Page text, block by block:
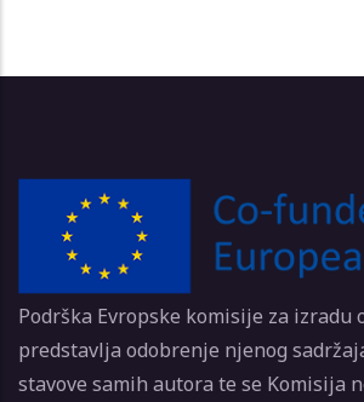
Podrška Evropske komisije za izradu
predstavlja odobrenje njenog
stavove samih autora te se Komisija